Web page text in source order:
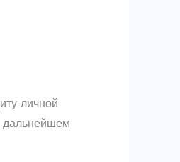
личной
дальнейшем